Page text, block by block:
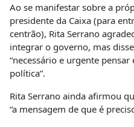
Ao se manifestar sobre a
presidente da Caixa (para
centrão), Rita Serrano
integrar o governo, mas
“necessário e urgente
política”.
Rita Serrano ainda afirmou
“a mensagem de que é